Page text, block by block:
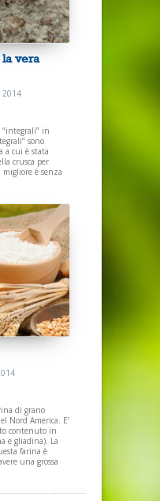
vera
2014
“integrali” in
sono
a cui è stata
crusca per
è senza
di grano
Nord America. E’
contenuto in
e gliadina). La
farina è
una grossa